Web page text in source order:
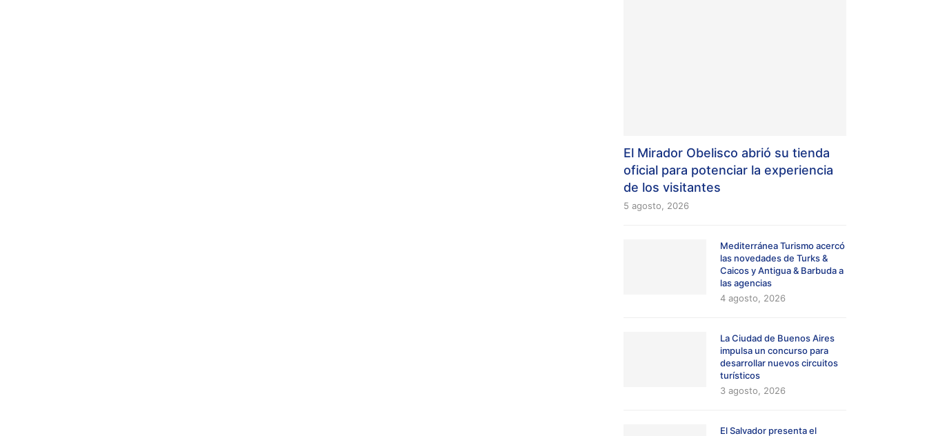
El Mirador Obelisco abrió su tienda
oficial para potenciar la experiencia
de los visitantes
5 agosto, 2026
Mediterránea Turismo acercó
las novedades de Turks &
Caicos y Antigua & Barbuda a
las agencias
4 agosto, 2026
La Ciudad de Buenos Aires
impulsa un concurso para
desarrollar nuevos circuitos
turísticos
3 agosto, 2026
El Salvador presenta el